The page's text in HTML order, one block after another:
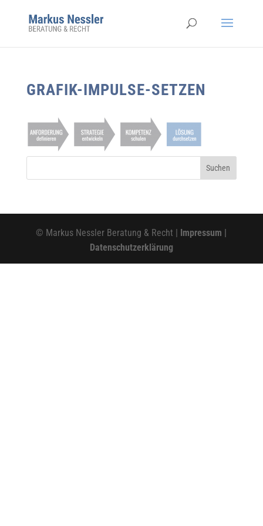
GRAFIK-IMPULSE-SETZEN
© Markus Nessler Beratung & Recht | Impressum |
Datenschutzerklärung